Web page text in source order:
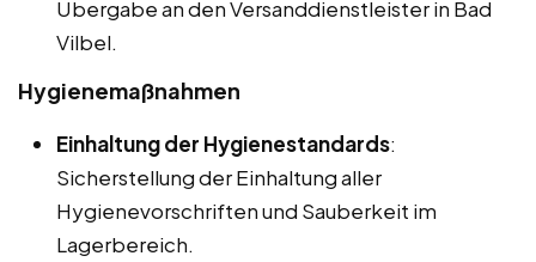
Übergabe an den Versanddienstleister in Bad
Vilbel.
Hygienemaßnahmen
Einhaltung der Hygienestandards:
Sicherstellung der Einhaltung aller
Hygienevorschriften und Sauberkeit im
Lagerbereich.